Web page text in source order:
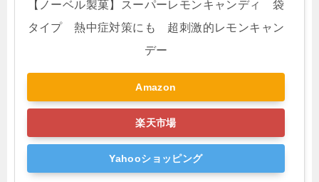
【ノーベル製菓】スーパーレモンキャンディ 袋
タイプ 熱中症対策にも 超刺激的レモンキャン
デー
Amazon
楽天市場
Yahooショッピング